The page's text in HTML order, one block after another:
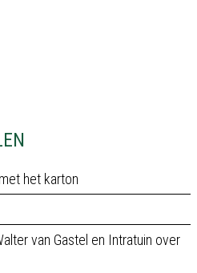
het karton
van Gastel en Intratuin over